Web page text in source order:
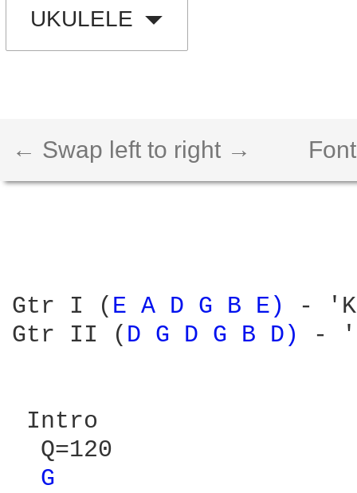
UKULELE
← Swap left to right →
Gtr I ( E A D G B E)
-
Gtr II ( D G D G B D) -
Intro
  Q=120
G